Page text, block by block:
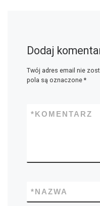
Dodaj
Twój adres email nie
pola są oznaczone *
KOMENTARZ
*
NAZWA
*